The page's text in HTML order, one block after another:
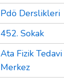
Pdö Derslikleri
452. Sokak
Ata Fizik
Merkez